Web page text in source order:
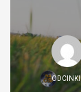
ODCINKI